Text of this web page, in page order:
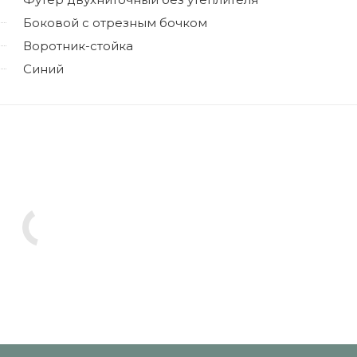
Боковой с отрезным бочком
Воротник-стойка
Синий